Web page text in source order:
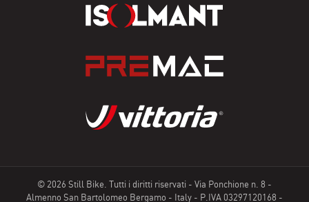
© 2026 Still Bike. Tutti i diritti riservati - Via Ponchione n. 8 -
Almenno San Bartolomeo Bergamo - Italy - P.IVA 03297120168 -